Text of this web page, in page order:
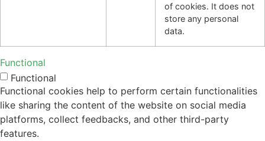
of cookies. It does not
store any personal
data.
Functional
Functional
Functional cookies help to perform certain functionalities
like sharing the content of the website on social media
platforms, collect feedbacks, and other third-party
features.